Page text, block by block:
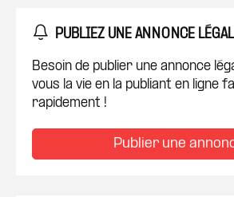
PUBLIEZ UNE ANNONCE
Besoin de publier une annonce
vous la vie en la publiant en ligne
rapidement !
Publier une